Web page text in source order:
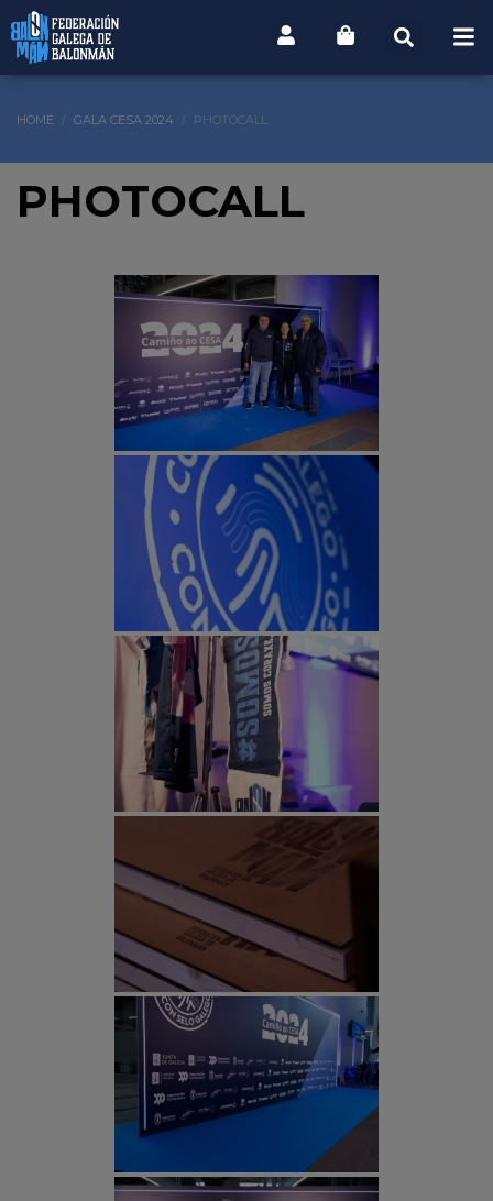
HOME GALA CESA 2024 PHOTOCALL
PHOTOCALL